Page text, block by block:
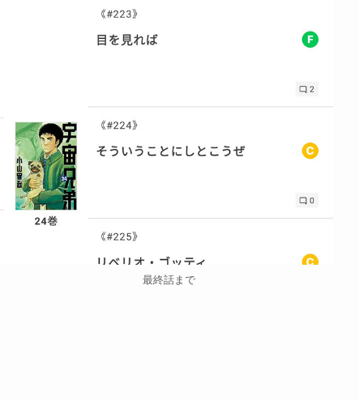
最終話まで